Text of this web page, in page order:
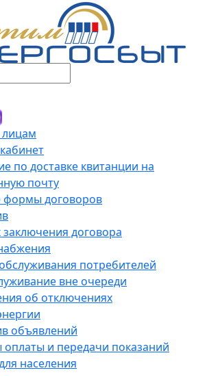
по доставке квитанции на
почту
формы договоров
договора
потребителей
вне очереди
об отключениях
объявлений
и передачи показаний
населения